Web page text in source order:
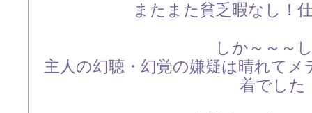
またまた貧乏暇なし！
しか～～～
主人の幻聴・幻覚の嫌疑は晴れて
着でした